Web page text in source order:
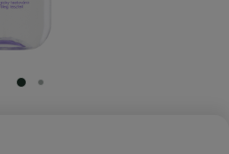
SLIDE 1
SLIDE 2